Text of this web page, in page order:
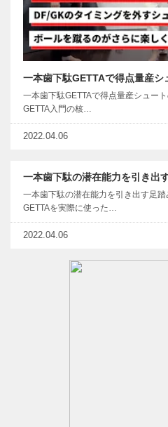
一本歯下駄GETTAで得点量産シ
一本歯下駄GETTAで得点量産シュー
GETTA入門の核…
2022.04.06
一本⻭下駄の潜在能力を引き出
一本⻭下駄の潜在能力を引き出す足
GETTAを実際に使った…
2022.04.06